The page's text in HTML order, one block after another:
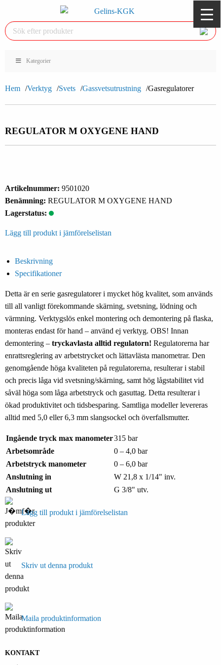
Kategorier
Hem Verktyg Svets Gassvetsutrustning Gasregulatorer
REGULATOR M OXYGENE HAND
Artikelnummer: 9501020
Benämning: REGULATOR M OXYGENE HAND
Lagerstatus:
Lägg till produkt i jämförelselistan
Beskrivning
Specifikationer
Detta är en serie gasregulatorer i mycket hög kvalitet, som används
till all vanligt förekommande skärning, svetsning, lödning och
värmning. Verktygslös enkel montering och demontering på flaska,
monteras endast för hand – använd ej verktyg. OBS! Innan
demontering – tryckavlasta alltid regulatorn! Regulatorerna har
enrattsreglering av arbetstrycket och lättavlästa manometrar. Den
genomgående höga kvaliteten på regulatorerna, resulterar i stabil
och precis låga vid svetsning/skärning, samt hög lågstabilitet vid
såväl höga som låga arbetstryck och gasuttag. Detta resulterar i
ökad produktivitet och tidsbesparing. Samtliga modeller levereras
alltid med 5,0 eller 6,3 mm slangsockel och överfallsmutter.
Ingående tryck max manometer315 bar
Arbetsområde
0 – 4,0 bar
Arbetstryck manometer
0 – 6,0 bar
Anslutning in
W 21,8 x 1/14" inv.
Anslutning ut
G 3/8" utv.
Lägg till produkt i jämförelselistan
Skriv ut denna produkt
Maila produktinformation
KONTAKT